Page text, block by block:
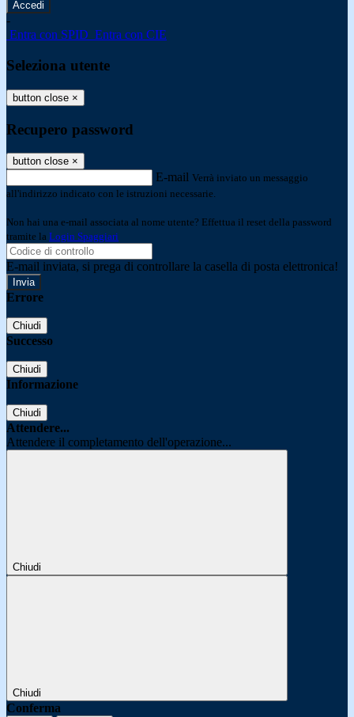
-
Entra con SPID Entra con CIE
Seleziona utente
button close ×
Recupero password
button close ×
E-mail Verrà inviato un messaggio
all'indirizzo indicato con le istruzioni necessarie.
Non hai una e-mail associata al nome utente? Effettua il reset della password
tramite la Login Spaggiari
E-mail inviata, si prega di controllare la casella di posta elettronica!
Errore
Chiudi
Successo
Chiudi
Informazione
Chiudi
Attendere...
Attendere il completamento dell'operazione...
Chiudi
Chiudi
Conferma